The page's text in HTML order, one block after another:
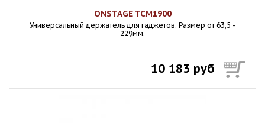
ONSTAGE TCM1900
Универсальный держатель для гаджетов. Размер от 63,5 -
229мм.
10 183 руб